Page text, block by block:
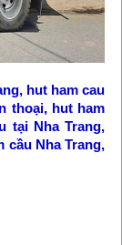
, hut ham cau
thoại, hut ham
tại Nha Trang,
cầu Nha Trang,